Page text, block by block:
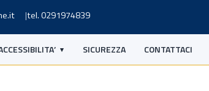
tel. 0291974839
SICUREZZA CONTATTACI